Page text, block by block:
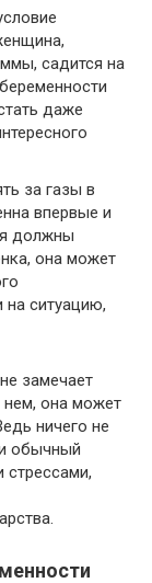
садится на
даже
за газы в
впервые и
должны
она может
на ситуацию,
замечает
нем, она может
ничего не
обычный
стрессами,